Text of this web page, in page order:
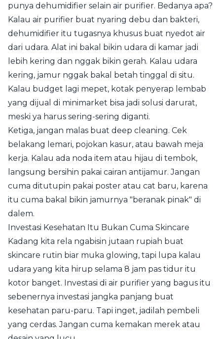
punya dehumidifier selain air purifier. Bedanya apa?
Kalau air purifier buat nyaring debu dan bakteri,
dehumidifier itu tugasnya khusus buat nyedot air
dari udara. Alat ini bakal bikin udara di kamar jadi
lebih kering dan nggak bikin gerah. Kalau udara
kering, jamur nggak bakal betah tinggal di situ.
Kalau budget lagi mepet, kotak penyerap lembab
yang dijual di minimarket bisa jadi solusi darurat,
meski ya harus sering-sering diganti.
Ketiga, jangan malas buat deep cleaning. Cek
belakang lemari, pojokan kasur, atau bawah meja
kerja. Kalau ada noda item atau hijau di tembok,
langsung bersihin pakai cairan antijamur. Jangan
cuma ditutupin pakai poster atau cat baru, karena
itu cuma bakal bikin jamurnya "beranak pinak" di
dalem.
Investasi Kesehatan Itu Bukan Cuma Skincare
Kadang kita rela ngabisin jutaan rupiah buat
skincare rutin biar muka glowing, tapi lupa kalau
udara yang kita hirup selama 8 jam pas tidur itu
kotor banget. Investasi di air purifier yang bagus itu
sebenernya investasi jangka panjang buat
kesehatan paru-paru. Tapi inget, jadilah pembeli
yang cerdas. Jangan cuma kemakan merek atau